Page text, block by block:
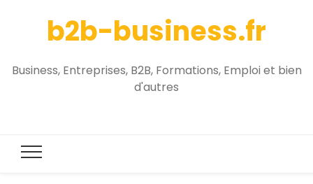
b2b-business.fr
Business, Entreprises, B2B, Formations, Emploi et bien
d'autres